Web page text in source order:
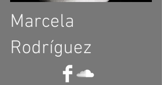
Marcela
Rodríguez